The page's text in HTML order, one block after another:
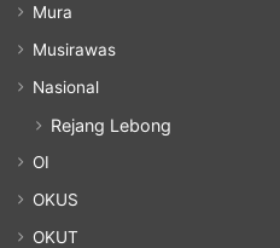
Mura
Musirawas
Nasional
Rejang Lebong
OI
OKUS
OKUT